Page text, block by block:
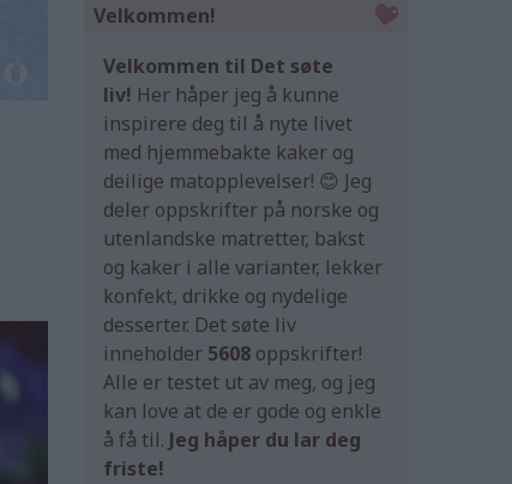
Velkommen!
Velkommen til Det søte
liv! Her håper jeg å kunne
inspirere deg til å nyte livet
med hjemmebakte kaker og
deilige matopplevelser! 😊 Jeg
deler oppskrifter på norske og
utenlandske matretter, bakst
og kaker i alle varianter, lekker
konfekt, drikke og nydelige
desserter. Det søte liv
inneholder 5608 oppskrifter!
Alle er testet ut av meg, og jeg
kan love at de er gode og enkle
å få til. Jeg håper du lar deg
friste!